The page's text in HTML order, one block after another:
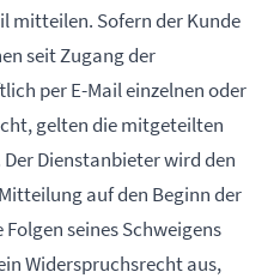
mitteilen. Sofern der Kunde
seit Zugang der
per E-Mail einzelnen oder
gelten die mitgeteilten
Dienstanbieter wird den
auf den Beginn der
seines Schweigens
Widerspruchsrecht aus,